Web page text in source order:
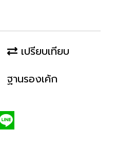
เปรียบเทียบ
ฐานรองเค้ก